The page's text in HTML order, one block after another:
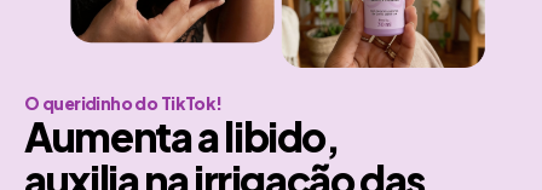
O queridinho do TikTok!
Aumenta a libido,
auxilia na irrigação das